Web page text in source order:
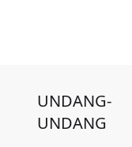
UNDANG-
UNDANG